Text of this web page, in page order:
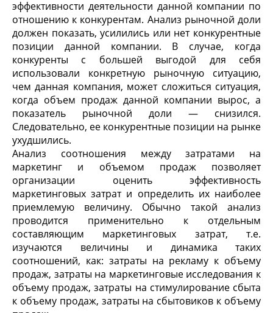
эффективности деятельности данной компании по
отношению к конкурентам. Анализ рыночной доли
должен показать, усилились или нет конкурентные
позиции данной компании. В случае, когда
конкуренты с большей выгодой для себя
использовали конкретную рыночную ситуацию,
чем данная компания, может сложиться ситуация,
когда объем продаж данной компании вырос, а
показатель рыночной доли — снизился.
Следовательно, ее конкурентные позиции на рынке
ухудшились.
Анализ соотношения между затратами на
маркетинг и объемом продаж позволяет
организации оценить эффективность
маркетинговых затрат и определить их наиболее
приемлемую величину. Обычно такой анализ
проводится применительно к отдельным
составляющим маркетинговых затрат, т.е.
изучаются величины и динамика таких
соотношений, как: затраты на рекламу к объему
продаж, затраты на маркетинговые исследования к
объему продаж, затраты на стимулирование сбыта
к объему продаж, затраты на сбытовиков к объему